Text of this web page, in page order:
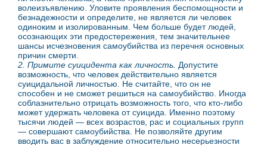
волеизъявлению. Уловите проявления беспомощности и
безнадежности и определите, не является ли человек
одиноким и изолированным. Чем больше будет людей,
осознающих эти предостережения, тем значительнее
шансы исчезновения самоубийства из перечня основных
причин смерти.
2. Примите суицидента как личность. Допустите
возможность, что человек действительно является
суицидальной личностью. Не считайте, что он не
способен и не сможет решиться на самоубийство. Иногда
соблазнительно отрицать возможность того, что кто-либо
может удержать человека от суицида. Именно поэтому
тысячи людей — всех возрастов, рас и социальных групп
— совершают самоубийства. Не позволяйте другим
вводить вас в заблуждение относительно несерьезности